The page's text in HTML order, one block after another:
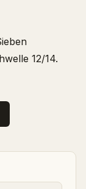
12/14.